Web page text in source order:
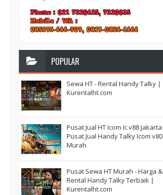
POPULAR
Sewa HT - Rental Handy Talky |
Kurentalht.com
Pusat Jual HT Icom Ic v88 Jakarta
Pusat Jual Handy Talky Icom v80
Murah
Pusat Sewa HT Murah - Harga &
Rental Handy Talky Terbaik |
Kurentalht.com